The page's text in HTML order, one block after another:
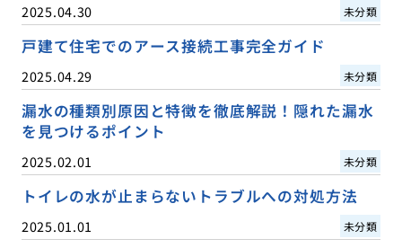
2025.04.30 未分類
戸建て住宅でのアース接続工事完全ガイド
2025.04.29 未分類
漏水の種類別原因と特徴を徹底解説！隠れた漏水
を見つけるポイント
2025.02.01 未分類
トイレの水が止まらないトラブルへの対処方法
2025.01.01 未分類